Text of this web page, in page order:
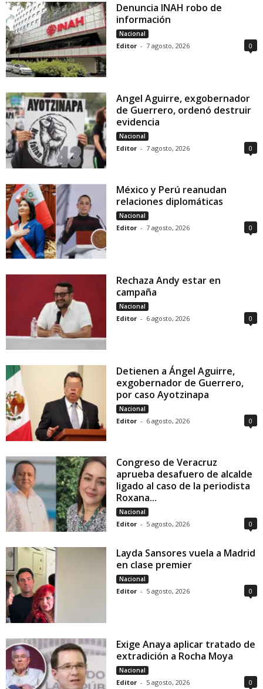
Denuncia INAH robo de
información
Nacional
Editor - 7 agosto, 2026 0
Angel Aguirre, exgobernador
de Guerrero, ordenó destruir
evidencia
Nacional
Editor - 7 agosto, 2026 0
México y Perú reanudan
relaciones diplomáticas
Nacional
Editor - 7 agosto, 2026 0
Rechaza Andy estar en
campaña
Nacional
Editor - 6 agosto, 2026 0
Detienen a Ángel Aguirre,
exgobernador de Guerrero,
por caso Ayotzinapa
Nacional
Editor - 6 agosto, 2026 0
Congreso de Veracruz
aprueba desafuero de alcalde
ligado al caso de la periodista
Roxana...
Nacional
Editor - 5 agosto, 2026 0
Layda Sansores vuela a Madrid
en clase premier
Nacional
Editor - 5 agosto, 2026 0
Exige Anaya aplicar tratado de
extradición a Rocha Moya
Nacional
Editor - 5 agosto, 2026 0